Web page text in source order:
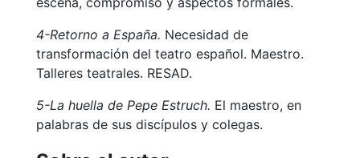
4-Retorno a España. Necesidad de
transformación del teatro español. Maestro.
Talleres teatrales. RESAD.
5-La huella de Pepe Estruch. El maestro, en
palabras de sus discípulos y colegas.